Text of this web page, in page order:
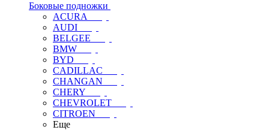
Боковые подножки
ACURA
AUDI
BELGEE
BMW
BYD
CADILLAC
CHANGAN
CHERY
CHEVROLET
CITROEN
Еще